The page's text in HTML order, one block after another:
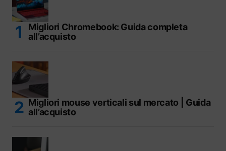
Migliori Chromebook: Guida completa
all’acquisto
Migliori mouse verticali sul mercato | Guida
all’acquisto